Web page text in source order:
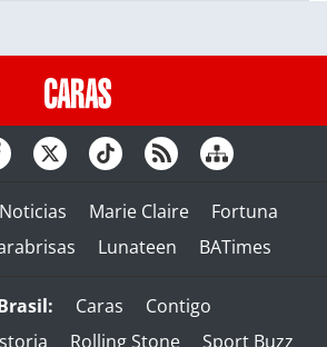
Noticias Marie Claire
Fortuna
Lunateen BATimes
Caras
Contigo
Rolling Stone Sport Buzz